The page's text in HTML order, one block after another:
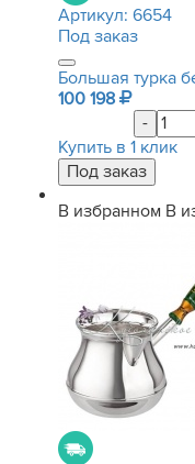
Артикул: 6654
Под заказ
Большая турка
100 198
-
Купить в 1 клик
В избранном В